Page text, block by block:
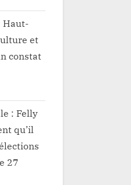
Haut-
et
constat
: Felly
qu’il
27